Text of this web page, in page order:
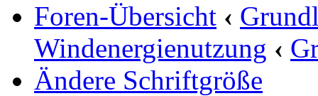
Foren-Übersicht ‹
Windenergienutzung ‹
Ändere Schriftgröße